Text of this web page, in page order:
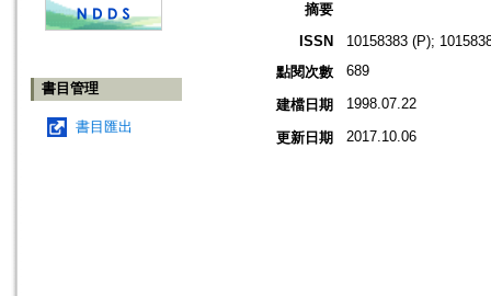
書目管理
書目匯出
摘要
ISSN
10158383 (P);
點閱次數
689
建檔日期 1998.07.22
更新日期 2017.10.06